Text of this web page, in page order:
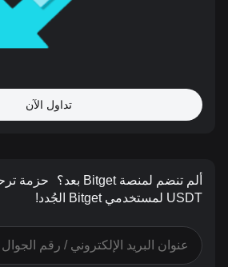
تداول الآن
ألم تنضم لمنصة Bitget بعد؟
USDT لمستخدمي Bitget الجُدد!